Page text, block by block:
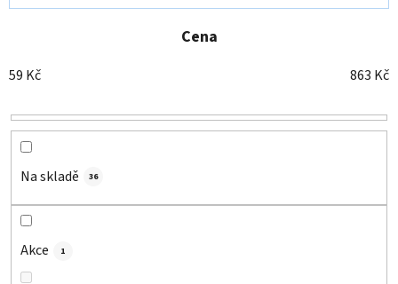
z
n
í
p
r
u
Cena
59 Kč 863 Kč
Na skladě 36
Akce 1